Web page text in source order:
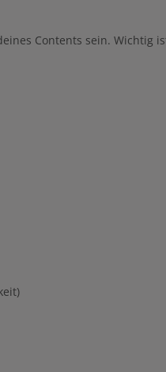
Contents sein. Wichtig